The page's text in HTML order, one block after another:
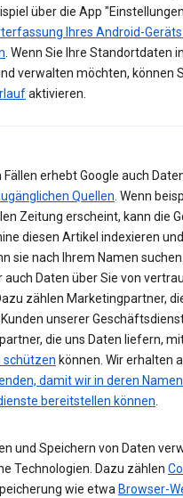
über die App
Ihres Android-
. Wenn Sie Ihre Standortdaten
verwalten möchten, können
aktivieren.
Fällen erhebt Google auch
Quellen. Wenn
Zeitung erscheint, kann die
diesen Artikel indexieren
sie nach Ihrem Namen
auch Daten über Sie von
zählen Marketingpartner,
unserer
die uns Daten liefern,
schützen können. Wir erhalten
damit wir in deren
bereitstellen können.
und Speichern von Daten
Technologien. Dazu zählen
wie etwa Browser-